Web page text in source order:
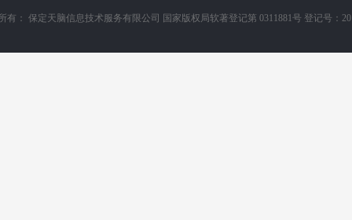
有： 保定天脑信息技术服务有限公司 国家版权局软著登记第 0311881号 登记号：